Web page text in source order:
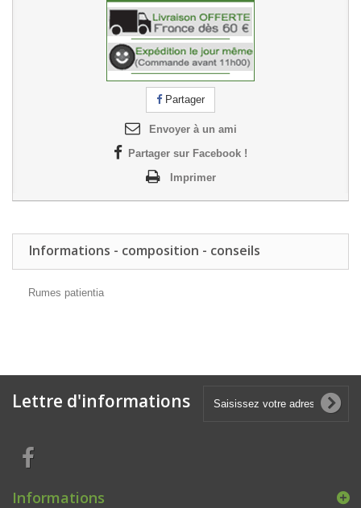
Partager
Envoyer à un ami
Partager sur Facebook !
Imprimer
Informations - composition - conseils
Rumes patientia
Lettre d'informations
Informations